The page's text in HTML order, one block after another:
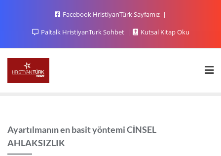
Facebook HristiyanTürk Sayfamız
Paltalk HristiyanTurk Sohbet
Kutsal Kitap Oku
Ayartılmanın en basit yöntemi CİNSEL
AHLAKSIZLIK